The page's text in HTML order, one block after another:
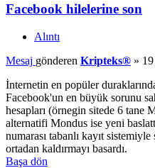
Facebook hilelerine son
Alıntı
Mesaj gönderen Kripteks® »
İnternetin en popüler
Facebook'un en büyük sorunu
hesapları (örnegin sitede 6
alternatifi Mondus ise yeni
numarası tabanlı kayıt
ortadan kaldırmayı basardı.
Başa dön